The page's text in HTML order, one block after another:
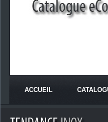
ACCUEIL